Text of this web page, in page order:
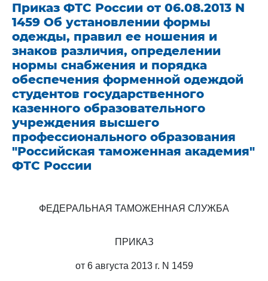
Приказ ФТС России от 06.08.2013 N
1459 Об установлении формы
одежды, правил ее ношения и
знаков различия, определении
нормы снабжения и порядка
обеспечения форменной одеждой
студентов государственного
казенного образовательного
учреждения высшего
профессионального образования
"Российская таможенная академия"
ФТС России
ФЕДЕРАЛЬНАЯ ТАМОЖЕННАЯ СЛУЖБА
ПРИКАЗ
от 6 августа 2013 г. N 1459